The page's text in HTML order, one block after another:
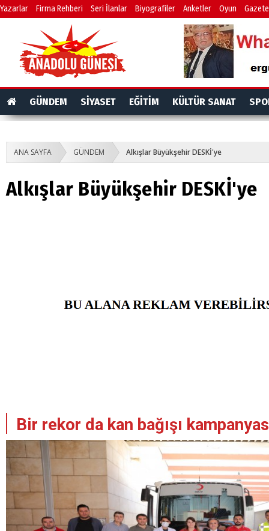
Yazarlar Firma Rehberi Seri İlanlar Biyografiler Anketler Oyun
GÜNDEM SİYASET EĞİTİM KÜLTÜR SANAT
ANA SAYFA GÜNDEM Alkışlar Büyükşehir DESKİ'ye
Alkışlar Büyükşehir DESKİ'ye
Bir rekor da kan bağışı